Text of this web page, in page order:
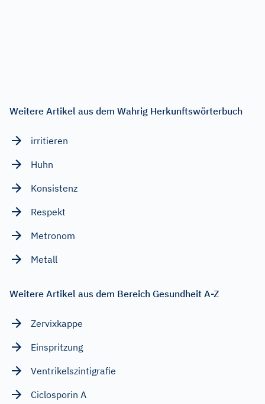
Weitere Artikel aus dem Wahrig Herkunftswörterbuch
irritieren
Huhn
Konsistenz
Respekt
Metronom
Metall
Weitere Artikel aus dem Bereich Gesundheit A-Z
Zervixkappe
Einspritzung
Ventrikelszintigrafie
Ciclosporin A